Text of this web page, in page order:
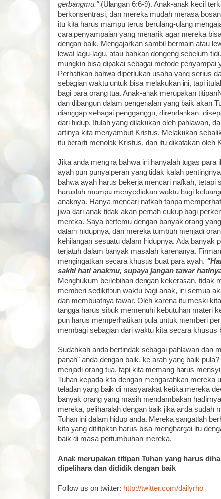
gerbangmu."(Ulangan 6:6-9). Anak-anak kecil
berkonsentrasi, dan mereka mudah merasa
itu kita harus mampu terus berulang-ulang
cara penyampaian yang menarik agar mereka
dengan baik. Mengajarkan sambil bermain atau
lewat lagu-lagu, atau bahkan dongeng sebelum
mungkin bisa dipakai sebagai metode penyampai
Perhatikan bahwa diperlukan usaha yang serius
sebagian waktu untuk bisa melakukan ini, tapi
bagi para orang tua. Anak-anak merupakan
dan dibangun dalam pengenalan yang baik akan
dianggap sebagai pengganggu, direndahkan,
dari hidup. Itulah yang dilakukan oleh pahlawan,
artinya kita menyambut Kristus. Melakukan
itu berarti menolak Kristus, dan itu dikatakan oleh
Jika anda mengira bahwa ini hanyalah tugas para
ayah pun punya peran yang tidak kalah
bahwa ayah harus bekerja mencari nafkah, tetapi
haruslah mampu menyediakan waktu bagi
anaknya. Hanya mencari nafkah tanpa
jiwa dari anak tidak akan pernah cukup bagi
mereka. Saya bertemu dengan banyak orang
dalam hidupnya, dan mereka tumbuh menjadi
kehilangan sesuatu dalam hidupnya. Ada banyak
terjatuh dalam banyak masalah karenanya.
mengingatkan secara khusus buat para ayah.
sakiti hati anakmu, supaya jangan tawar
Menghukum berlebihan dengan kekerasan, tidak
memberi sedikitpun waktu bagi anak, ini semua
dan membuatnya tawar. Oleh karena itu meski
tangga harus sibuk memenuhi kebutuhan materi
pun harus memperhatikan pula untuk memberi
membagi sebagian dari waktu kita secara khusus
Sudahkah anda bertindak sebagai pahlawan dan
panah" anda dengan baik, ke arah yang baik
menjadi orang tua, tapi kita memang harus
Tuhan kepada kita dengan mengarahkan mereka
teladan yang baik di masyarakat ketika mereka
banyak orang yang masih mendambakan
mereka, peliharalah dengan baik jika anda sudah
Tuhan ini dalam hidup anda. Mereka sangatlah
kita yang dititipkan harus bisa menghargai itu
baik di masa pertumbuhan mereka.
Anak merupakan titipan Tuhan yang harus
dipelihara dan dididik dengan baik
Follow us on twitter: http://twitter.com/dailyrho